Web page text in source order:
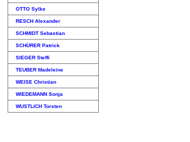
OTTO Sylke
RESCH Alexander
SCHMIDT Sebastian
SCHÜRER Patrick
SIEGER Steffi
TEUBER Madeleine
WEISE Christian
WIEDEMANN Sonja
WUSTLICH Torsten